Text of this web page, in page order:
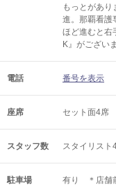
もっとがあ
進。那覇看護
ほど進むと右
K』がござい
電話 番号を表示
座席 セット面4席
スタッフ数 スタイリスト
駐車場 有り ＊店舗